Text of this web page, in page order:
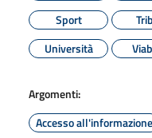
Sport
Università
Argomenti:
Accesso all'informazione